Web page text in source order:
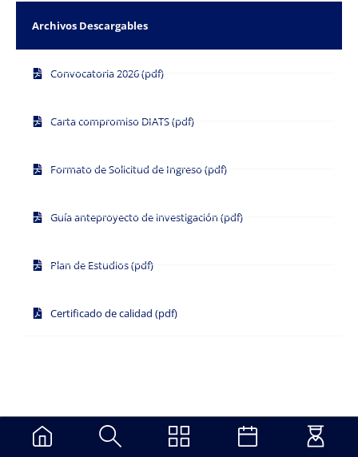
Archivos Descargables
Convocatoria 2026 (pdf)
Carta compromiso DIATS (pdf)
Formato de Solicitud de Ingreso (pdf)
Guía anteproyecto de investigación (pdf)
Plan de Estudios (pdf)
Certificado de calidad (pdf)